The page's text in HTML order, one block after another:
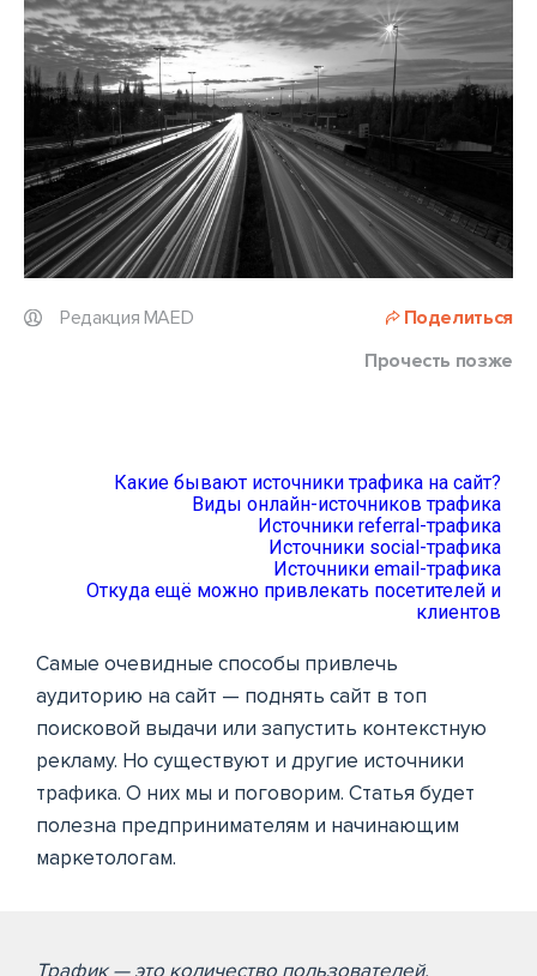
Редакция MAED
Поделиться
Прочесть позже
Какие бывают источники трафика на сайт?
Виды онлайн-источников трафика
Источники referral-трафика
Источники social-трафика
Источники email-трафика
Откуда ещё можно привлекать посетителей и
клиентов
Самые очевидные способы привлечь
аудиторию на сайт — поднять сайт в топ
поисковой выдачи или запустить контекстную
рекламу. Но существуют и другие источники
трафика. О них мы и поговорим. Статья будет
полезна предпринимателям и начинающим
маркетологам.
Трафик — это количество пользователей,